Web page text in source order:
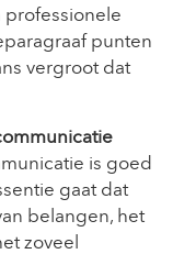
professionele
punten
vergroot dat
is goed
gaat dat
belangen, het
zoveel